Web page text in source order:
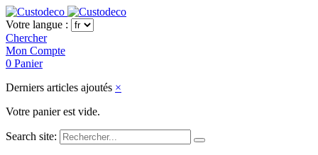
Votre langue :
Chercher
Mon Compte
0 Panier
Derniers articles ajoutés ×
Votre panier est vide.
Search site: